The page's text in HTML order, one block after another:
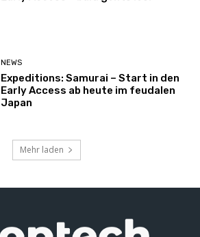
NEWS
Expeditions: Samurai – Start in den
Early Access ab heute im feudalen
Japan
Mehr laden